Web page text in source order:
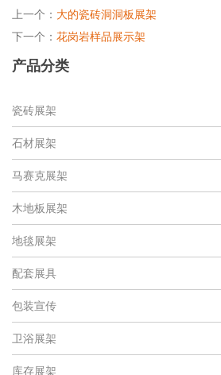
上一个： 大的瓷砖洞洞板展架
下一个： 花岗岩样品展示架
产品分类
瓷砖展架
石材展架
马赛克展架
木地板展架
地毯展架
配套展具
包装宣传
卫浴展架
库存展架